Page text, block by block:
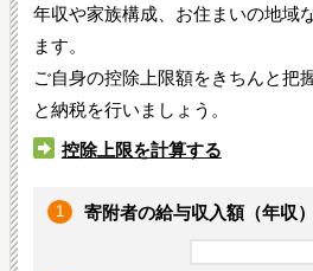
年収や家族構成、お住まいの地域
ます。
ご自身の控除上限額をきちんと把
と納税を行いましょう。
控除上限を計算する
1
寄附者の給与収入額（年収